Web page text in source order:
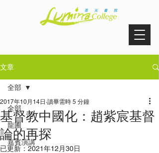
文章
全部
龍圃
嘉賓演講
全部
基督教中國化：趙紫宸基督
論的再探
2017年10月14日 讀畢需時 5 分鐘
已更新： 2021年12月30日